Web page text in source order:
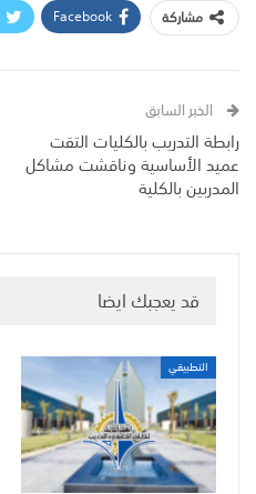
مشاركة
Facebook
الخبر السابق
رابطة التدريب بالكليات التقت
عميد الأساسية وناقشت مشاكل
المدربين بالكلية
قد يعجبك ايضا
التطبيقي